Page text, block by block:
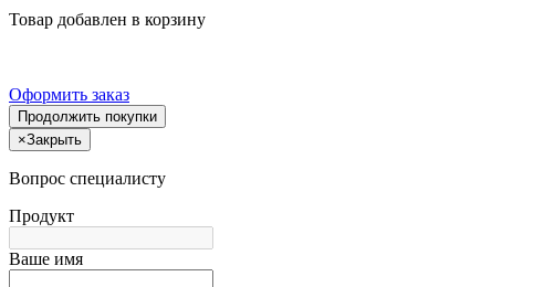
Товар добавлен в корзину
Оформить заказ
Продолжить покупки
×Закрыть
Вопрос специалисту
Продукт
Ваше имя